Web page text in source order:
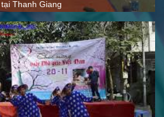
động tại Thanh Giang